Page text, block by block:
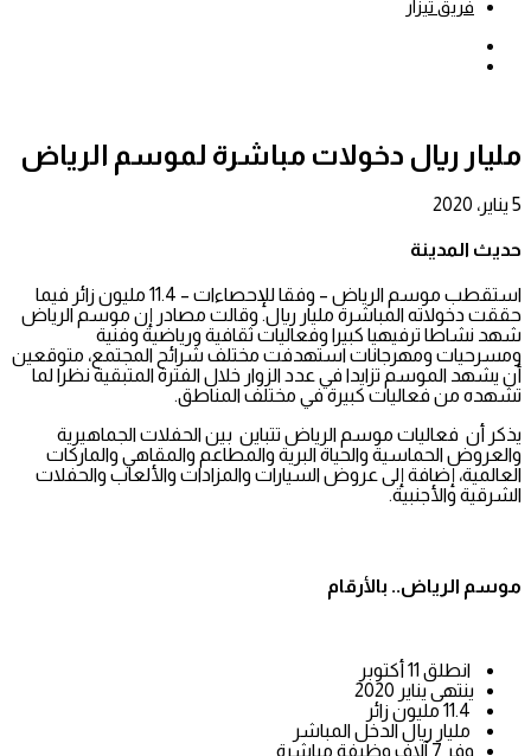
فريق تيزار
مليار ريال دخولات مباشرة لموسم الرياض
5 يناير، 2020
حديث المدينة
استقطب موسم الرياض – وفقا للإحصاءات – 11.4 مليون زائر فيما
حققت دخولاته المباشرة مليار ريال. وقالت مصادر إن موسم الرياض
شهد نشاطا ترفيهيا كبيرا وفعاليات ثقافية ورياضية وفنية
ومسرحيات ومهرجانات استهدفت مختلف شرائح المجتمع، متوقعين
أن يشهد الموسم تزايدا في عدد الزوار خلال الفترة المتبقية نظرا لما
تشهده من فعاليات كبيرة في مختلف المناطق.
يذكر أن فعاليات موسم الرياض تتباين بين الحفلات الجماهيرية
والعروض الحماسية والحياة البرية والمطاعم والمقاهي والماركات
العالمية، إضافة إلى عروض السيارات والمزادات والألعاب والحفلات
الشرقية والأجنبية.
موسم الرياض.. بالأرقام
انطلق 11 أكتوبر
ينتهى يناير 2020
مليار ريال الدخل المباشر
وفر 7 آلاف وظيفة مباشرة